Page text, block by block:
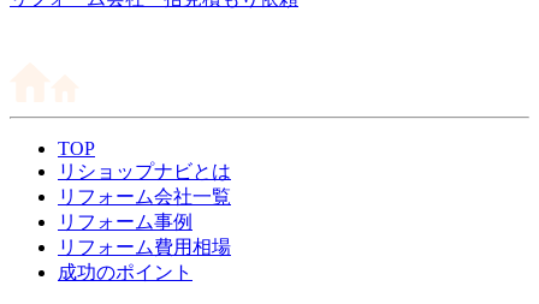
TOP
リショップナビとは
リフォーム会社一覧
リフォーム事例
リフォーム費用相場
成功のポイント